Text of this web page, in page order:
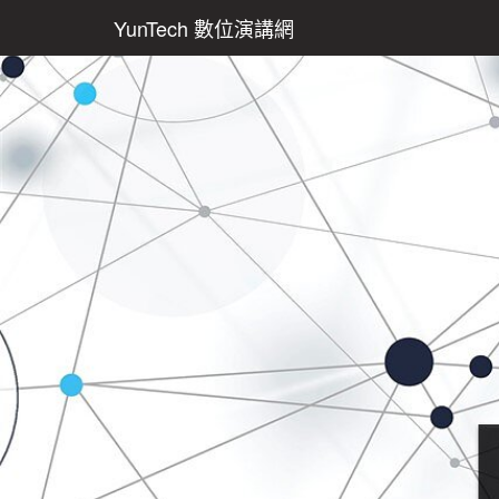
YunTech 數位演講網